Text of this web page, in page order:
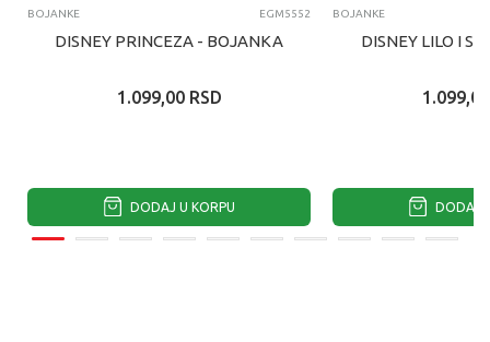
BOJANKE EGM5552
DISNEY PRINCEZA - BOJANKA
1.099,00 RSD
DODAJ U KORPU
BOJANKE
DISNEY LILO I
1.099,00
DODAJ